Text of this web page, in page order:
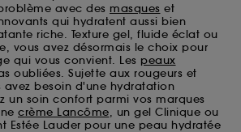
avec des masques et
qui hydratent aussi bien
riche. Texture gel, fluide éclat ou
vous avez désormais le choix pour
qui vous convient. Les peaux
oubliées. Sujette aux rougeurs et
avez besoin d'une hydratation
un soin confort parmi vos marques
crème Lancôme, un gel Clinique ou
Estée Lauder pour une peau hydratée